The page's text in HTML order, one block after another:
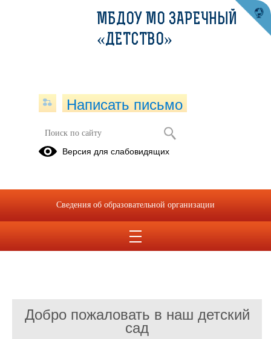
Добро пожаловать в наш детский
сад
МБДОУ МО ЗАРЕЧНЫЙ
«ДЕТСТВО»
Написать письмо
Версия для слабовидящих
Сведения об образовательной организации